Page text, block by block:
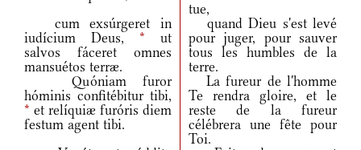
tue,
cum exsúrgeret in
iudícium Deus, * ut
salvos fáceret omnes
mansuétos terræ.
quand Dieu s'est levé
pour juger, pour sauver
tous les humbles de la
terre.
Quóniam furor
hóminis confitébitur tibi,
* et relíquiæ furóris diem
festum agent tibi.
La fureur de l'homme
Te rendra gloire, et le
reste de la fureur
célébrera une fête pour
Toi.